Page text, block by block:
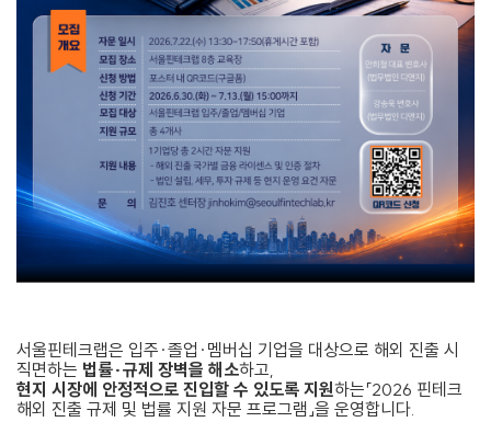
서울핀테크랩은 입주·졸업·멤버십 기업을 대상으로 해외 진출 시
직면하는 법률·규제 장벽을 해소하고,
현지 시장에 안정적으로 진입할 수 있도록 지원하는「2026 핀테크
해외 진출 규제 및 법률 지원 자문 프로그램」을 운영합니다.